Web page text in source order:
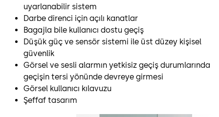
uyarlanabilir sistem
Darbe direnci için açılı kanatlar
Bagajla bile kullanıcı dostu geçiş
Düşük güç ve sensör sistemi ile üst düzey kişisel
güvenlik
Görsel ve sesli alarmın yetkisiz geçiş durumlarında
geçişin tersi yönünde devreye girmesi
Görsel kullanıcı kılavuzu
Şeffaf tasarım